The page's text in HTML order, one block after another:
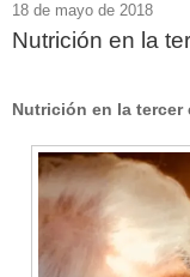
18 de mayo de 2018
Nutrición en la
Nutrición en la